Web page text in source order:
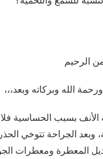
الرحيم
الله وبركاته وبعد،،،
الأنف بسبب الحساسية فلا
وبعد الجراحة تتوخي
المعطرة ومعطرات